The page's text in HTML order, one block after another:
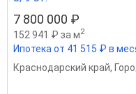
7 800 000 ₽
152 941 ₽ за м2
Ипотека от 41 515 ₽ в
Краснодарский край,